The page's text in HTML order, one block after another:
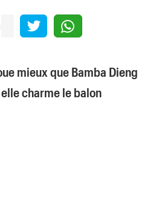
mieux que Bamba Dieng
charme le balon